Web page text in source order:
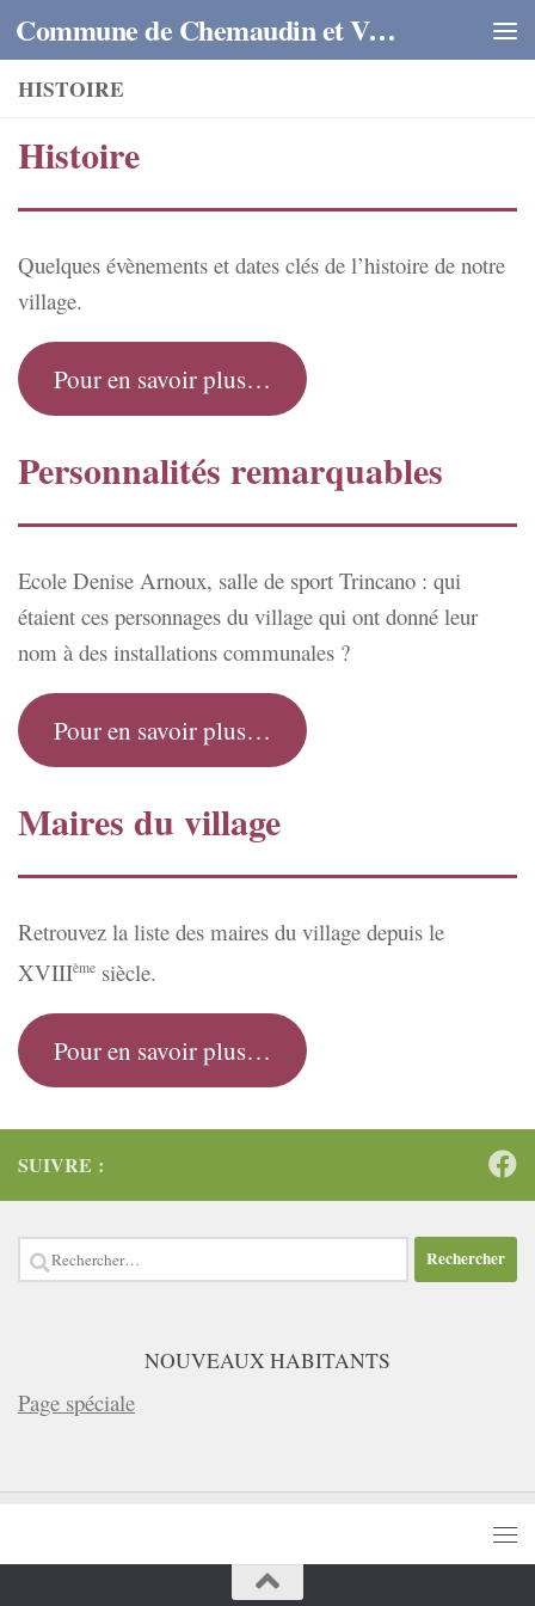
Skip to content Commune de Chemaudin et Vaux
HISTOIRE
Histoire
Quelques évènements et dates clés de l’histoire de notre
village.
Pour en savoir plus…
Personnalités remarquables
Ecole Denise Arnoux, salle de sport Trincano : qui
étaient ces personnages du village qui ont donné leur
nom à des installations communales ?
Pour en savoir plus…
Maires du village
Retrouvez la liste des maires du village depuis le
XVIIIème siècle.
Pour en savoir plus…
SUIVRE :
Rechercher :
NOUVEAUX HABITANTS
Page spéciale